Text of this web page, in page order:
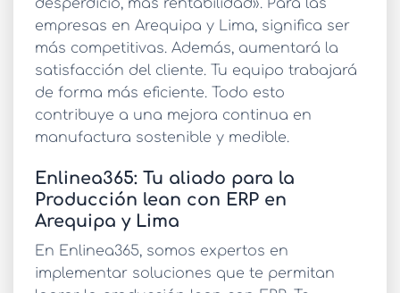
desperdicio, más rentabilidad». Para las
empresas en Arequipa y Lima, significa ser
más competitivas. Además, aumentará la
satisfacción del cliente. Tu equipo trabajará
de forma más eficiente. Todo esto
contribuye a una mejora continua en
manufactura sostenible y medible.
Enlinea365: Tu aliado para la
Producción lean con ERP en
Arequipa y Lima
En Enlinea365, somos expertos en
implementar soluciones que te permitan